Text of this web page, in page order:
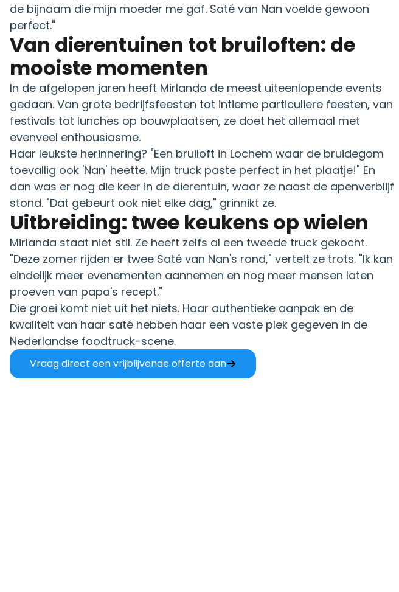
de bijnaam die mijn moeder me gaf. Saté van Nan voelde gewoon
perfect."
Van dierentuinen tot bruiloften: de
mooiste momenten
In de afgelopen jaren heeft Mirlanda de meest uiteenlopende events
gedaan. Van grote bedrijfsfeesten tot intieme particuliere feesten, van
festivals tot lunches op bouwplaatsen, ze doet het allemaal met
evenveel enthousiasme.
Haar leukste herinnering? "Een bruiloft in Lochem waar de bruidegom
toevallig ook 'Nan' heette. Mijn truck paste perfect in het plaatje!" En
dan was er nog die keer in de dierentuin, waar ze naast de apenverblijf
stond. "Dat gebeurt ook niet elke dag," grinnikt ze.
Uitbreiding: twee keukens op wielen
Mirlanda staat niet stil. Ze heeft zelfs al een tweede truck gekocht.
"Deze zomer rijden er twee Saté van Nan's rond," vertelt ze trots. "Ik kan
eindelijk meer evenementen aannemen en nog meer mensen laten
proeven van papa's recept."
Die groei komt niet uit het niets. Haar authentieke aanpak en de
kwaliteit van haar saté hebben haar een vaste plek gegeven in de
Nederlandse foodtruck-scene.
Vraag direct een vrijblijvende offerte aan